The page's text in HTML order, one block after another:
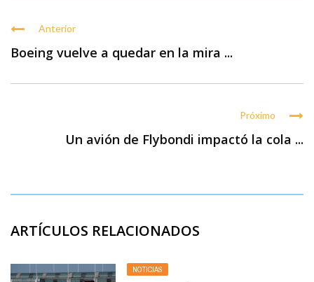
Anterior
Boeing vuelve a quedar en la mira ...
Próximo
Un avión de Flybondi impactó la cola ...
ARTÍCULOS RELACIONADOS
NOTICIAS